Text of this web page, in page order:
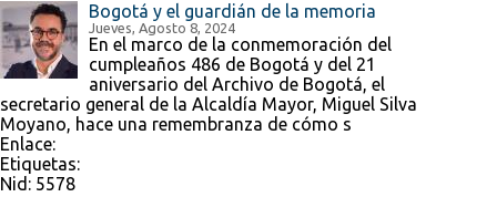
Bogotá y el guardián de la memoria
Jueves, Agosto 8, 2024
En el marco de la conmemoración del
cumpleaños 486 de Bogotá y del 21
aniversario del Archivo de Bogotá, el
secretario general de la Alcaldía Mayor, Miguel Silva
Moyano, hace una remembranza de cómo s
Enlace:
Etiquetas:
Nid: 5578